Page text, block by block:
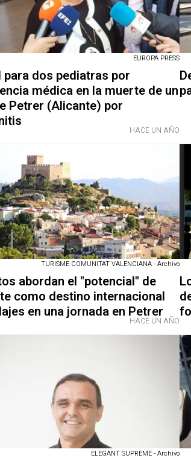
EUROPA PRESS
para dos pediatras por
médica en la muerte de un
Petrer (Alicante) por
HACE UN AÑO
TURISME COMUNITAT VALENCIANA - Archivo
abordan el "potencial" de
como destino internacional
en una jornada en Petrer
HACE UN AÑO
ELEGANT SUPREME - Archivo